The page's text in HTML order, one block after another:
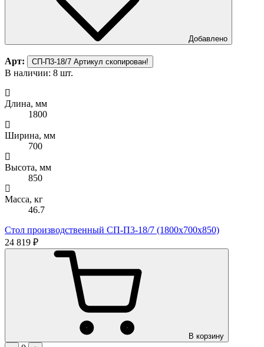
Добавлено
Арт: СП-П3-18/7 Артикул скопирован!
В наличии: 8 шт.
Длина, мм
1800
Ширина, мм
700
Высота, мм
850
Масса, кг
46.7
Стол производственный СП-П3-18/7 (1800х700х850)
24 819 ₽
В корзину